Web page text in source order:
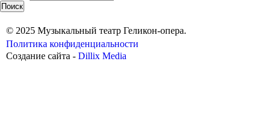
© 2025 Музыкальный театр Геликон-опера.
Политика конфиденциальности
Создание сайта - Dillix Media